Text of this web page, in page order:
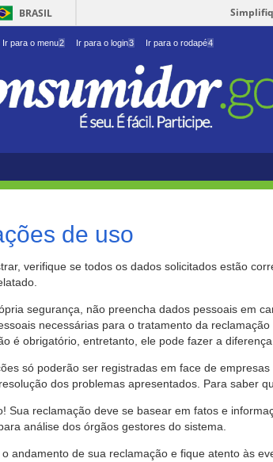
BRASIL
Ir para o menu2 Ir para o login3 Ir para o rodapé4
de uso
verifique se todos os dados solicitados estão
segurança, não preencha dados pessoais em
necessárias para o tratamento da
é obrigatório, entretanto, ele pode fazer a
só poderão ser registradas em face de
dos problemas apresentados. Para saber
Sua reclamação deve se basear em fatos e
análise dos órgãos gestores do sistema.
andamento de sua reclamação e fique atento às